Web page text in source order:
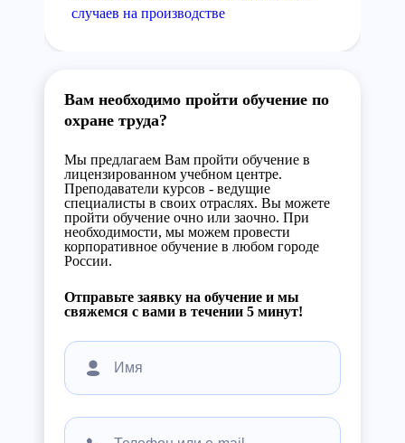
случаев на производстве
Вам необходимо пройти обучение по
охране труда?
Мы предлагаем Вам пройти обучение в
лицензированном учебном центре.
Преподаватели курсов - ведущие
специалисты в своих отраслях. Вы можете
пройти обучение очно или заочно. При
необходимости, мы можем провести
корпоративное обучение в любом городе
России.
Отправьте заявку на обучение и мы
свяжемся с вами в течении 5 минут!